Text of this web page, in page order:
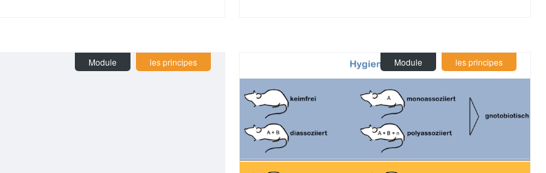
Module les principes Module les principes